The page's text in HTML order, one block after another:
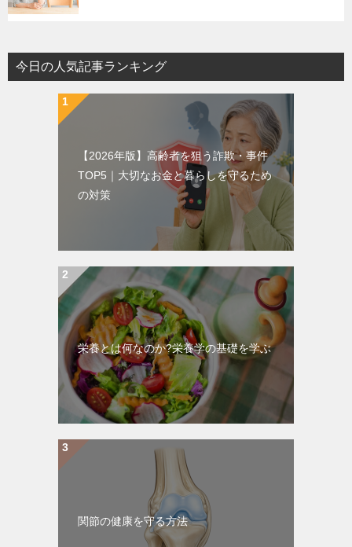
今日の人気記事ランキング
【2026年版】高齢者を狙う詐欺・事件
TOP5｜大切なお金と暮らしを守るため
の対策
栄養とは何なのか?栄養学の基礎を学ぶ
関節の健康を守る方法